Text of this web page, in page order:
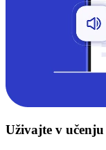
Uživajte v učenju